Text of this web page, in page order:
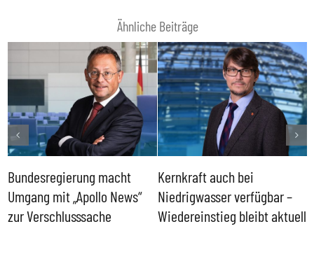
Ähnliche Beiträge
Bundesregierung macht
Umgang mit „Apollo News“
zur Verschlusssache
Kernkraft auch bei
Niedrigwasser verfügbar –
Wiedereinstieg bleibt aktuell